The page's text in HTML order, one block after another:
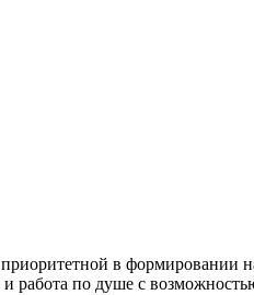
в формировании
работа по душе с